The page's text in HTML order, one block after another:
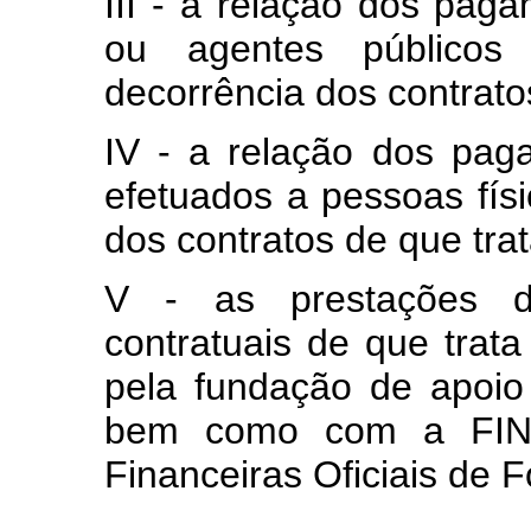
ou agentes
decorrência dos
IV - a relação dos
efetuados a pessoas
dos contratos de que
V - as prestações
contratuais de que
pela fundação de
bem como com a
Financeiras Oficiais de